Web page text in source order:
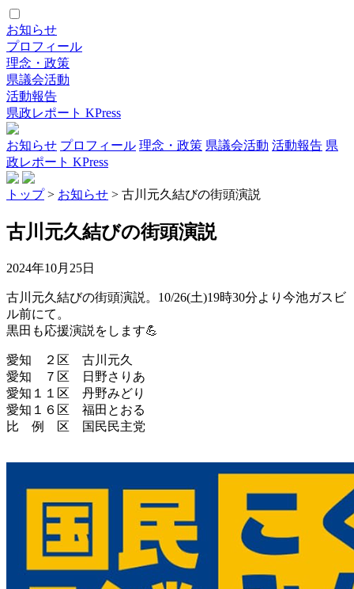
お知らせ
プロフィール
理念・政策
県議会活動
活動報告
県政レポート KPress
お知らせ プロフィール 理念・政策 県議会活動 活動報告 県
政レポート KPress
トップ> お知らせ > 古川元久結びの街頭演説
古川元久結びの街頭演説
2024年10月25日
古川元久結びの街頭演説。10/26(土)19時30分より今池ガスビ
ル前にて。
黒田も応援演説をします💪
愛知 ２区 古川元久
愛知 ７区 日野さりあ
愛知１１区 丹野みどり
愛知１６区 福田とおる
比 例 区 国民民主党